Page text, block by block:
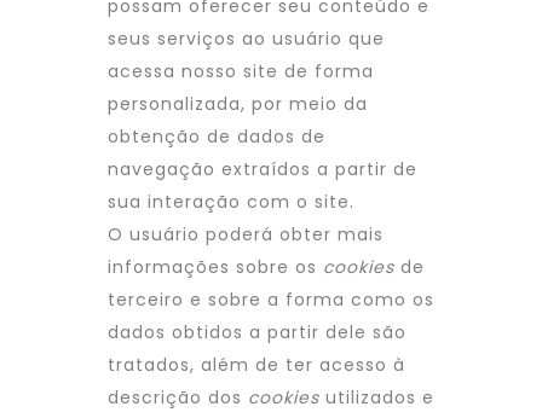
possam oferecer seu conteúdo e
seus serviços ao usuário que
acessa nosso site de forma
personalizada, por meio da
obtenção de dados de
navegação extraídos a partir de
sua interação com o site.
O usuário poderá obter mais
informações sobre os cookies de
terceiro e sobre a forma como os
dados obtidos a partir dele são
tratados, além de ter acesso à
descrição dos cookies utilizados e